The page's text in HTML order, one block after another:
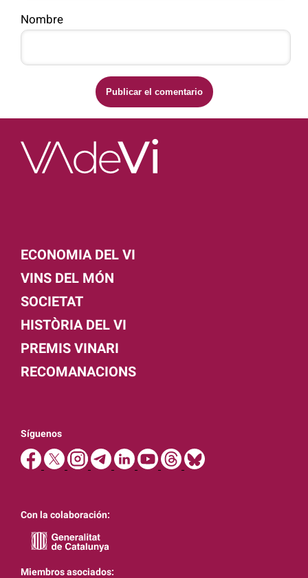
Nombre
ECONOMIA DEL VI
VINS DEL MÓN
SOCIETAT
HISTÒRIA DEL VI
PREMIS VINARI
RECOMANACIONS
Síguenos
Con la colaboración:
Miembros asociados: